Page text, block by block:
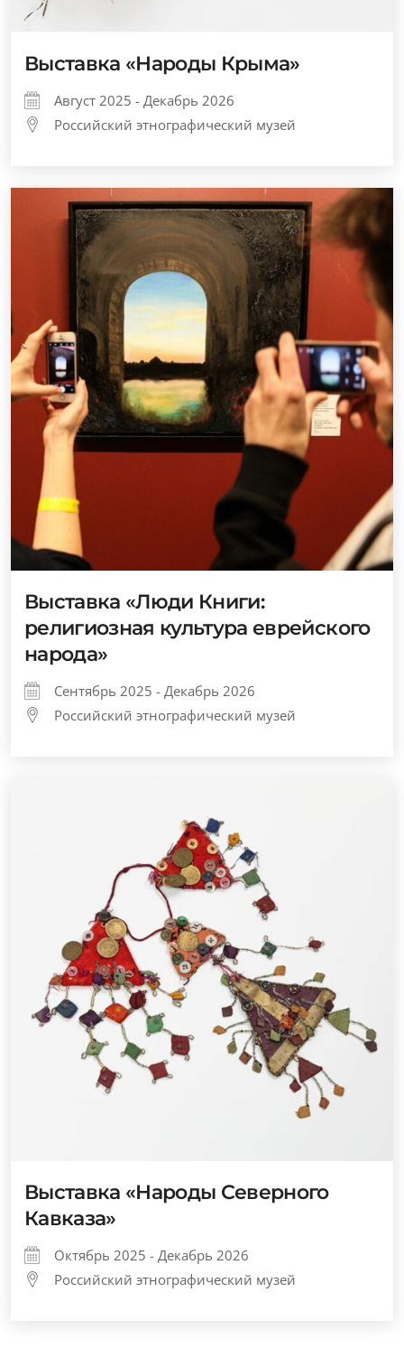
Выставка «Народы Крыма»
Август 2025 - Декабрь 2026
Российский этнографический музей
Выставка «Люди Книги:
религиозная культура еврейского
народа»
Сентябрь 2025 - Декабрь 2026
Российский этнографический музей
Выставка «Народы Северного
Кавказа»
Октябрь 2025 - Декабрь 2026
Российский этнографический музей